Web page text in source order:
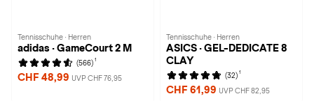
Tennisschuhe · Herren
adidas · GameCourt 2 M
(566) 1
CHF 48,99 UVP CHF 76,95
Tennisschuhe · Herren
ASICS · GEL-DEDICATE 8
CLAY
(32) 1
CHF 61,99 UVP CHF 82,95